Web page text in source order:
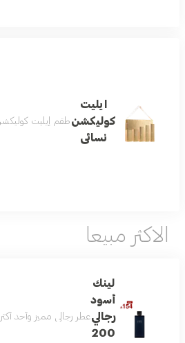
ايليت
كوليكشن
نسائى
طقم إيليت
الاكثر مبيعا
لينك
أسود
رجالي
200
عطر رجالي مميز وأحد